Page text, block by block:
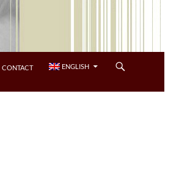
CONTACT ENGLISH